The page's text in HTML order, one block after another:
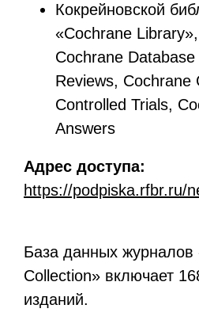
Кокрейновской
«Cochrane
Cochrane
Reviews, Cochrane
Controlled Trials,
Answers
Адрес доступа:
https://podpiska.rfbr.ru/
База данных журналов
Collection» включает
изданий.